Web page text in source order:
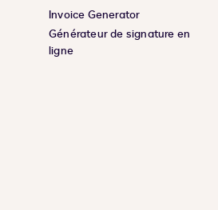
Invoice Generator
Générateur de signature en
ligne